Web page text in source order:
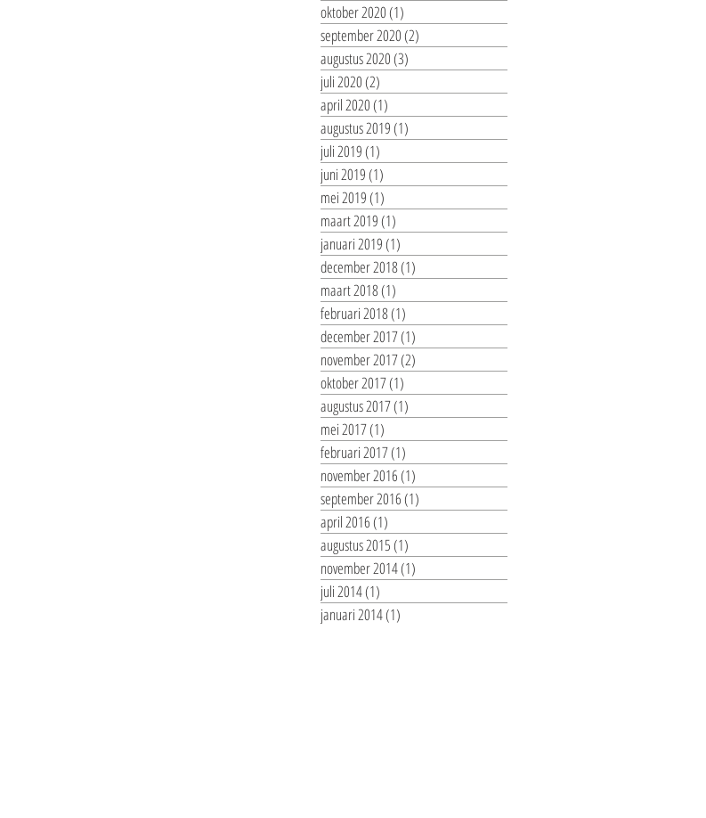
oktober 2020(1)
september 2020(2)
augustus 2020(3)
juli 2020(2)
april 2020(1)
augustus 2019(1)
juli 2019(1)
juni 2019(1)
mei 2019(1)
maart 2019(1)
januari 2019(1)
december 2018(1)
maart 2018(1)
februari 2018(1)
december 2017(1)
november 2017(2)
oktober 2017(1)
augustus 2017(1)
mei 2017(1)
februari 2017(1)
november 2016(1)
september 2016(1)
april 2016(1)
augustus 2015(1)
november 2014(1)
juli 2014(1)
januari 2014(1)